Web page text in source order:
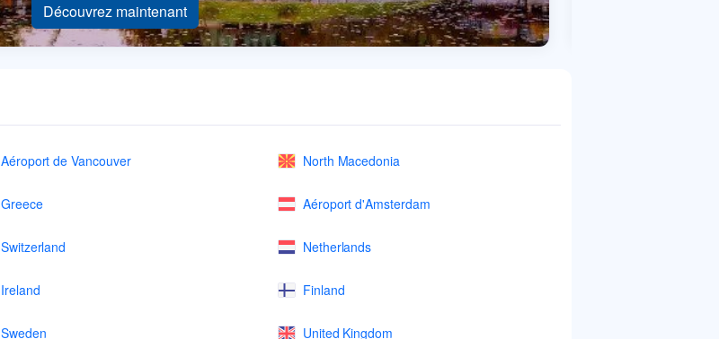
Découvrez maintenant
Aéroport de Vancouver North Macedonia
Greece Aéroport d'Amsterdam
Switzerland Netherlands
Ireland Finland
Sweden United Kingdom